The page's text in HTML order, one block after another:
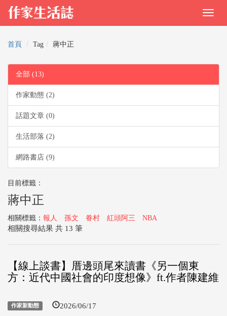
首頁 Tag 蔣中正
全部 (13)
作家動態 (2)
話題文章 (0)
生活部落 (2)
網路書店 (9)
目前標籤：
蔣中正
相關標籤： 報人 孫文 眷村 紅頭阿三 NBA
相關搜尋結果 共 13 筆
【線上談書】厝邊頭尾來讀書《另一個東
方：近代中國社會的印度想像》ft.作者陳建維
作家新動態 2026/06/17